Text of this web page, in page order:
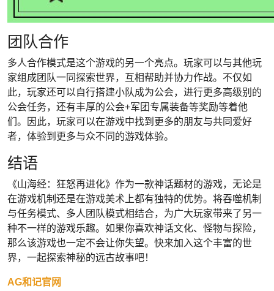
团队合作
多人合作模式是这个游戏的另一个亮点。玩家可以与其他玩
家组成团队一同探索世界，互相帮助并协力作战。不仅如
此，玩家还可以自行搭建小队成为公会，进行更多高级别的
公会任务，还有丰厚的公会+军团专属装备等奖励等着他
们。因此，玩家可以在游戏中找到更多的朋友与共同爱好
者，体验到更多与众不同的游戏体验。
结语
《山海经：狂怒再进化》作为一款神话题材的游戏，无论是
在游戏机制还是在游戏美术上都有独特的优势。将吞噬机制
与任务模式、多人团队模式相结合，为广大玩家带来了另一
种不一样的游戏乐趣。如果你喜欢神话文化、怪物与探险，
那么该游戏也一定不会让你失望。快来加入这个丰富的世
界，一起探索神秘的远古故事吧！
AG和记官网